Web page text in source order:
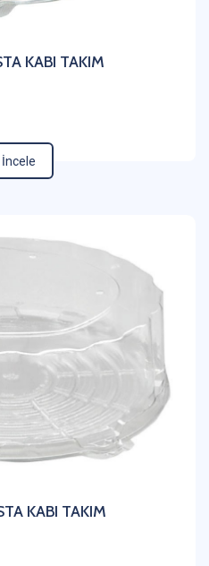
KABI TAKIM
İncele
KABI TAKIM